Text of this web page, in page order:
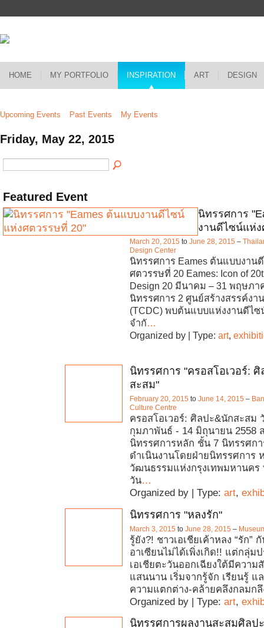
HOME MY PORTFOLIO INSPIRATION ART DESIGN
Upcoming Events Past Events My Events
Friday, May 22, 2015
Featured Event
นิทรรศการ
งานดีไซน์แห่
March 20, 2015 to June 28, 2015 –
Design Center
นิทรรศการ Eames ต้นแบบงาน
ศตวรรษที่ 20 Eames: Icon of
Design 20 มีนาคม – 31 พฤษภา
นิทรรศการ 2 ศูนย์สร้างสรรค์งา
(TCDC) พบต้นแบบแห่งงานดีไ
จำกั
Organized by | Type: art,
นิทรรศการ "ครอสโอเวอร์:
สะสม"
February 20, 2015 to June 14, 2015 –
Culture Centre
ครอสโอเวอร์: ศิลปะ&นักสะสม
กุมภาพันธ์ - 14 มิถุนายน 2558
นิทรรศการหลัก ชั้น 7 นิทรรศกา
ดำเนินงานโดยฝ่ายนิทรรศการ
วัฒนธรรมแห่งกรุงเทพมหานคร
วัน…
Organized by | Type: art,
นิทรรศการ "หลงรัก"
March 3, 2015 to June 28, 2015 –
รู้ยัง?! ชาวเอเชียเค้าหลง “รัก”
อาเซียนไม่ได้เพิ่งเกิด!! แต่กลุ่ม
เอเชียตะวันออกเฉียงใต้มีควา
แสนนาน เริ่มจากรู้จัก เรียนรู้ แ
ความแตกต่าง-คล้ายคลึงกลมกลึ
Organized by | Type: art,
นิทรรศการผลงานสะสมศิลป